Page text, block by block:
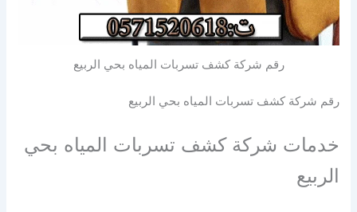
رقم شركة كشف تسربات المياه بحي الربيع
رقم شركة كشف تسربات المياه بحي الربيع
خدمات شركة كشف تسربات المياه بحي
الربيع